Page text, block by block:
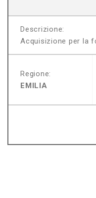
Descrizione:
Acquisizione per la
Regione:
EMILIA